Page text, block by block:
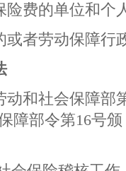
险费的单位和个
或者劳动保障
动和社会保障
障部令第16号